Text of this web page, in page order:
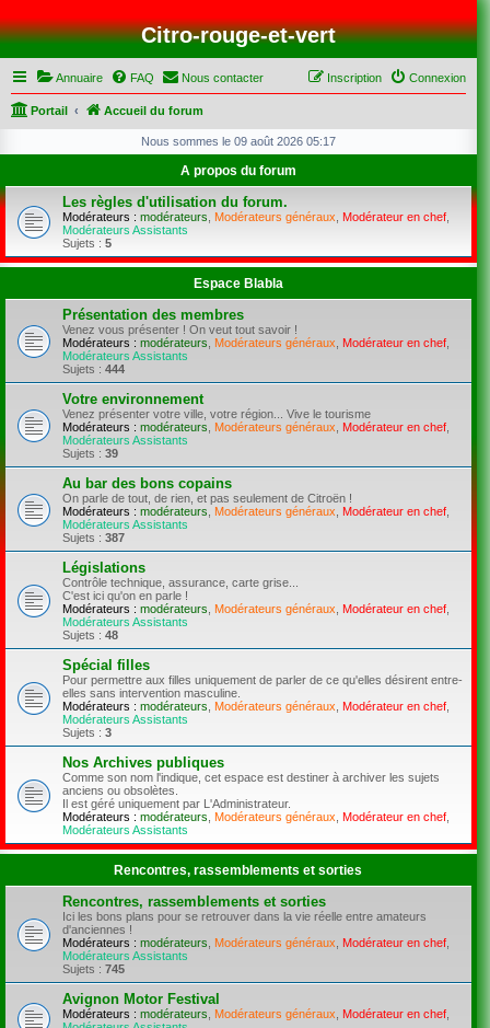
Citro-rouge-et-vert
Annuaire FAQ Nous contacter Connexion
Inscription
Portail Accueil du forum
Nous sommes le 09 août 2026 05:17
A propos du forum
Les règles d'utilisation du forum.
Modérateurs : modérateurs Modérateurs généraux Modérateur en chef
Modérateurs Assistants
Sujets : 5
Espace Blabla
Présentation des membres
Venez vous présenter ! On veut tout savoir !
Modérateurs : modérateurs Modérateurs généraux Modérateur en chef
Modérateurs Assistants
Sujets : 444
Votre environnement
Venez présenter votre ville, votre région... Vive le tourisme
Modérateurs : modérateurs Modérateurs généraux Modérateur en chef
Modérateurs Assistants
Sujets : 39
Au bar des bons copains
On parle de tout, de rien, et pas seulement de Citroën !
Modérateurs : modérateurs Modérateurs généraux Modérateur en chef
Modérateurs Assistants
Sujets : 387
Législations
Contrôle technique, assurance, carte grise...
C'est ici qu'on en parle !
Modérateurs : modérateurs Modérateurs généraux Modérateur en chef
Modérateurs Assistants
Sujets : 48
Spécial filles
Pour permettre aux filles uniquement de parler de ce qu'elles désirent entre-
elles sans intervention masculine.
Modérateurs : modérateurs Modérateurs généraux Modérateur en chef
Modérateurs Assistants
Sujets : 3
Nos Archives publiques
Comme son nom l'indique, cet espace est destiner à archiver les sujets
anciens ou obsolètes.
Il est géré uniquement par L'Administrateur.
Modérateurs : modérateurs Modérateurs généraux Modérateur en chef
Modérateurs Assistants
Rencontres, rassemblements et sorties
Rencontres, rassemblements et sorties
Ici les bons plans pour se retrouver dans la vie réelle entre amateurs
d'anciennes !
Modérateurs : modérateurs Modérateurs généraux Modérateur en chef
Modérateurs Assistants
Sujets : 745
Avignon Motor Festival
Modérateurs : modérateurs Modérateurs généraux Modérateur en chef